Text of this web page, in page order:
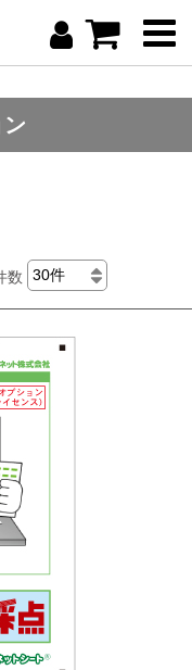
数